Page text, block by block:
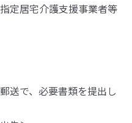
定居宅介護支援事業者等
送で、必要書類を提出し